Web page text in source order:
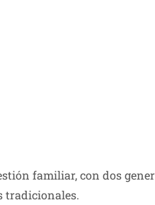
familiar, con dos
tradicionales.